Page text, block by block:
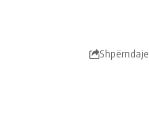
Shpërndaje